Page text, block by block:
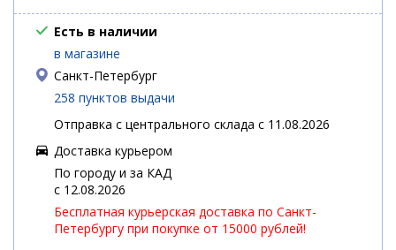
Есть в наличии
в магазине
Санкт-Петербург
258 пунктов выдачи
Отправка с центрального склада с 11.08.2026
Доставка курьером
По городу и за КАД
c 12.08.2026
Бесплатная курьерская доставка по Санкт-
Петербургу при покупке от 15000 рублей!